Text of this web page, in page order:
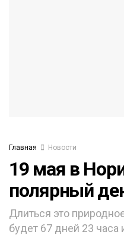
Главная Новости
19 мая в
полярный
Длиться это
будет 67 дней 23 часа